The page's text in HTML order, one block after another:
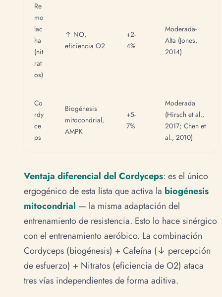
Re
mo
lac
ha
(nit
rat
os)
↑ NO,
eficiencia O2
+2-
4%
Moderada-
Alta (Jones,
2014)
Co
rdy
ce
ps
Biogénesis
mitocondrial,
AMPK
+5-
7%
Moderada
(Hirsch et al.,
2017; Chen et
al., 2010)
Ventaja diferencial del Cordyceps: es el único
ergogénico de esta lista que activa la biogénesis
mitocondrial — la misma adaptación del
entrenamiento de resistencia. Esto lo hace sinérgico
con el entrenamiento aeróbico. La combinación
Cordyceps (biogénesis) + Cafeína (↓ percepción
de esfuerzo) + Nitratos (eficiencia de O2) ataca
tres vías independientes de forma aditiva.